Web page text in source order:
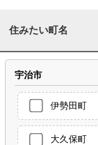
住みたい町名
宇治市
伊勢田町
大久保町